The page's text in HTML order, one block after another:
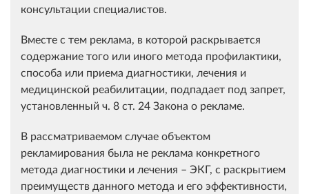
консультации специалистов.
Вместе с тем реклама, в которой раскрывается
содержание того или иного метода профилактики,
способа или приема диагностики, лечения и
медицинской реабилитации, подпадает под запрет,
установленный ч. 8 ст. 24 Закона о рекламе.
В рассматриваемом случае объектом
рекламирования была не реклама конкретного
метода диагностики и лечения – ЭКГ, с раскрытием
преимуществ данного метода и его эффективности,